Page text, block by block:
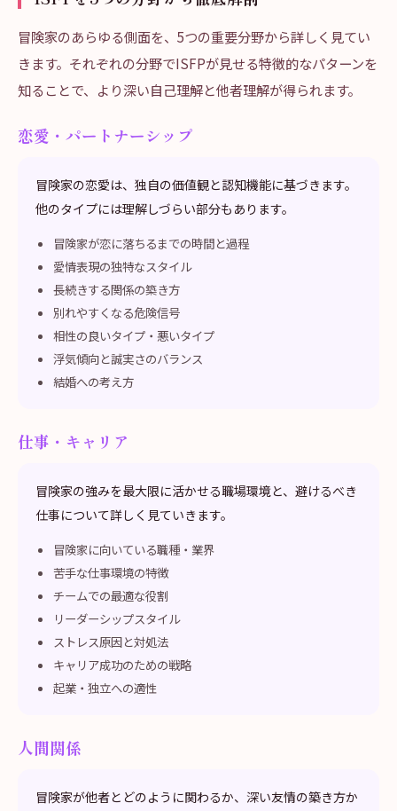
冒険家のあらゆる側面を、5つの重要分野から詳しく見てい
きます。それぞれの分野でISFPが見せる特徴的なパターンを
知ることで、より深い自己理解と他者理解が得られます。
恋愛・パートナーシップ
冒険家の恋愛は、独自の価値観と認知機能に基づきます。
他のタイプには理解しづらい部分もあります。
冒険家が恋に落ちるまでの時間と過程
愛情表現の独特なスタイル
長続きする関係の築き方
別れやすくなる危険信号
相性の良いタイプ・悪いタイプ
浮気傾向と誠実さのバランス
結婚への考え方
仕事・キャリア
冒険家の強みを最大限に活かせる職場環境と、避けるべき
仕事について詳しく見ていきます。
冒険家に向いている職種・業界
苦手な仕事環境の特徴
チームでの最適な役割
リーダーシップスタイル
ストレス原因と対処法
キャリア成功のための戦略
起業・独立への適性
人間関係
冒険家が他者とどのように関わるか、深い友情の築き方か